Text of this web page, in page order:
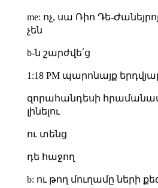
me: ոչ, սա Ռիո Դե-
չեն
b-ն շարժվե՛ց
1:18 PM պարոնայք
զորահանդեսի
լինելու
ու տենց
դե հաջող
b: ու թող մուղամը ների